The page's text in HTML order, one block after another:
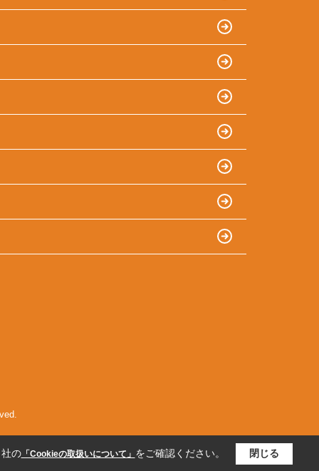
の「Cookieの取扱いについて」 をご確認ください。 閉じる